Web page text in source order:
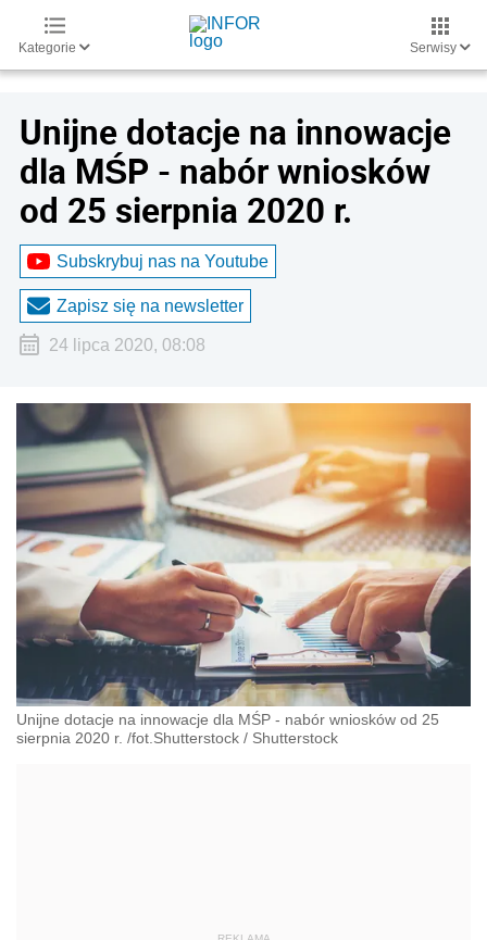
Kategorie Serwisy
Unijne dotacje na innowacje
dla MŚP - nabór wniosków
od 25 sierpnia 2020 r.
Subskrybuj nas na Youtube
Zapisz się na newsletter
24 lipca 2020, 08:08
Unijne dotacje na innowacje dla MŚP - nabór wniosków od 25
sierpnia 2020 r. /fot.Shutterstock / Shutterstock